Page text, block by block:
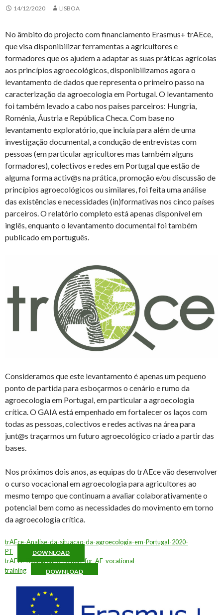
14/12/2020 LISBOA
No âmbito do projecto com financiamento Erasmus+ trAEce,
que visa disponibilizar ferramentas a agricultores e
formadores que os ajudem a adaptar as suas práticas agrícolas
aos princípios agroecológicos, disponibilizamos agora o
levantamento de dados que representa o primeiro passo na
caracterização da agroecologia em Portugal. O levantamento
foi também levado a cabo nos países parceiros: Hungria,
Roménia, Áustria e República Checa. Com base no
levantamento exploratório, que incluía para além de uma
investigação documental, a condução de entrevistas com
pessoas (em particular agricultores mas também alguns
formadores), colectivos e redes em Portugal que estão de
alguma forma activ@s na prática, promoção e/ou discussão de
princípios agroecológicos ou similares, foi feita uma análise
das existências e necessidades (in)formativas nos cinco países
parceiros. O relatório completo está apenas disponível em
inglês, enquanto o levantamento documental foi também
publicado em português.
Consideramos que este levantamento é apenas um pequeno
ponto de partida para esboçarmos o cenário e rumo da
agroecologia em Portugal, em particular a agroecologia
crítica. O GAIA está empenhado em fortalecer os laços com
todas as pessoas, colectivos e redes activas na área para
junt@s traçarmos um futuro agroecológico criado a partir das
bases.
Nos próximos dois anos, as equipas do trAEce vão desenvolver
o curso vocacional em agroecologia para agricultores ao
mesmo tempo que continuam a avaliar colaborativamente o
potencial bem como as necessidades do movimento em torno
da agroecologia crítica.
trAEce-Analise-da-situacao-da-agroecologia-em-Portugal-2020-
PT
DOWNLOAD
trAEce-Background-Report-for-AE-vocational-
training
DOWNLOAD